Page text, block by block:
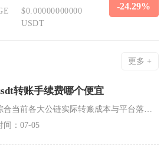
$0.00000000000
USDT
-24.29%
更多 +
转账手续费哪个便宜
综合当前各大公链实际转账成本与平台落地普及度，日常用户转账USDT首选TRC20波场链性价
间：07-05